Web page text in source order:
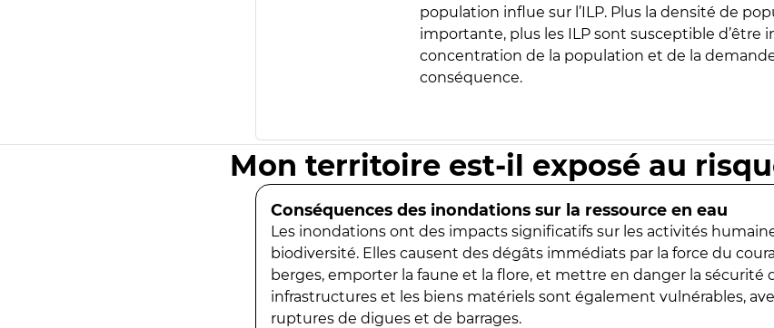
population influe sur l’ILP. Plus la densité de
importante, plus les ILP sont susceptible d’être
concentration de la population et de la
conséquence.
Mon territoire est-il exposé au
Conséquences des inondations sur la ressource en eau
Les inondations ont des impacts significatifs sur les activités
biodiversité. Elles causent des dégâts immédiats par la force du
berges, emporter la faune et la flore, et mettre en danger la sécurité
infrastructures et les biens matériels sont également vulnérables,
ruptures de digues et de barrages.